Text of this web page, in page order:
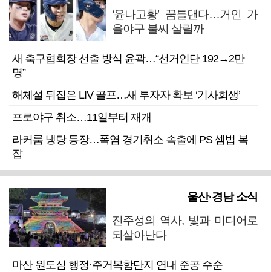
‘윤나고황’ 꿈틀댄다…거인 가
을야구 불씨 살릴까
새 축구협회장 선출 방식 윤곽…“선거인단 192→2만
명”
해체설 뒤집은 LIV 골프…새 투자자 확보 ‘기사회생’
프로야구 취소…11일부터 재개
라커룸 냉탕 등장…폭염 경기취소 속출에 PS 셈법 복
잡
울산·경남 소식
진주성의 역사, 빛과 미디어로
되살아난다
마산 원도심 행정·주거복합단지 연내 준공 수순